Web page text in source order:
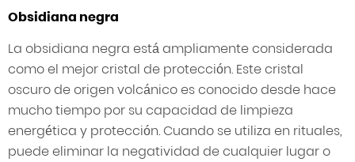
Obsidiana negra
La obsidiana negra está ampliamente considerada
como el mejor cristal de protección. Este cristal
oscuro de origen volcánico es conocido desde hace
mucho tiempo por su capacidad de limpieza
energética y protección. Cuando se utiliza en rituales,
puede eliminar la negatividad de cualquier lugar o